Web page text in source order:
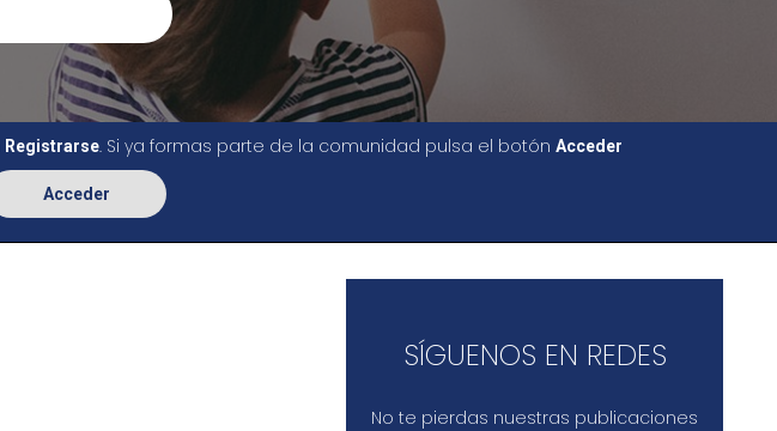
Registrarse. Si ya formas parte de la comunidad pulsa el botón Acceder
Acceder
SÍGUENOS EN REDES
No te pierdas nuestras publicaciones